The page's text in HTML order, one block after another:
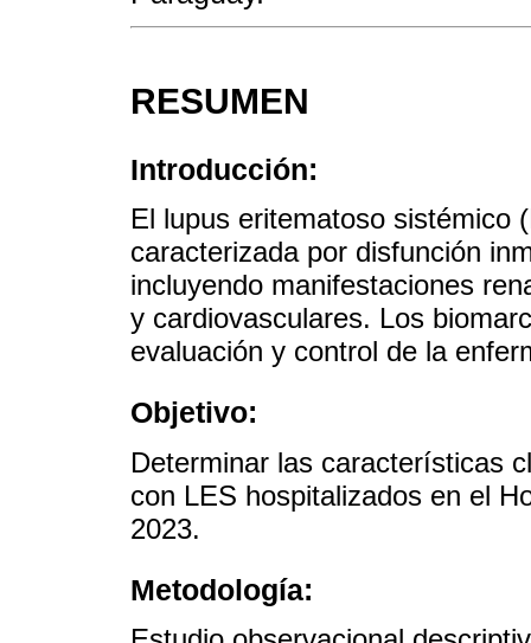
RESUMEN
Introducción:
El lupus eritematoso sistémico
caracterizada por disfunción
incluyendo manifestaciones
y cardiovasculares. Los
evaluación y control de la
Objetivo:
Determinar las características
con LES hospitalizados en el
2023.
Metodología: